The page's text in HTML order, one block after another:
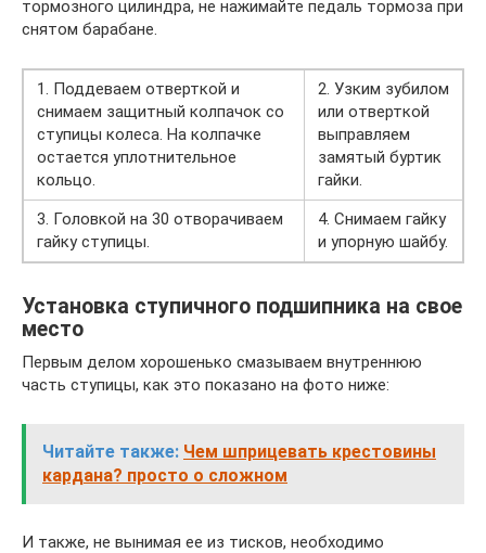
тормозного цилиндра, не нажимайте педаль тормоза при
снятом барабане.
1. Поддеваем отверткой и
снимаем защитный колпачок со
ступицы колеса. На колпачке
остается уплотнительное
кольцо.
2. Узким зубилом
или отверткой
выправляем
замятый буртик
гайки.
3. Головкой на 30 отворачиваем
гайку ступицы.
4. Снимаем гайку
и упорную шайбу.
Установка ступичного подшипника на свое
место
Первым делом хорошенько смазываем внутреннюю
часть ступицы, как это показано на фото ниже:
Читайте также: Чем шприцевать крестовины
кардана? просто о сложном
И также, не вынимая ее из тисков, необходимо